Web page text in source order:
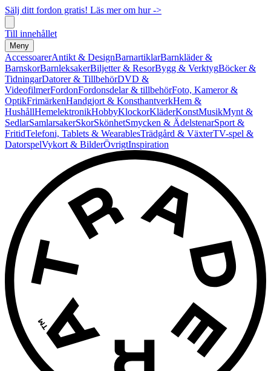
Sälj ditt fordon gratis! Läs mer om hur ->
Till innehållet
Meny
AccessoarerAntikt & DesignBarnartiklarBarnkläder &
BarnskorBarnleksakerBiljetter & ResorBygg & VerktygBöcker &
TidningarDatorer & TillbehörDVD &
VideofilmerFordonFordonsdelar & tillbehörFoto, Kameror &
OptikFrimärkenHandgjort & KonsthantverkHem &
HushållHemelektronikHobbyKlockorKläderKonstMusikMynt &
SedlarSamlarsakerSkorSkönhetSmycken & ÄdelstenarSport &
FritidTelefoni, Tablets & WearablesTrädgård & VäxterTV-spel &
DatorspelVykort & BilderÖvrigtInspiration